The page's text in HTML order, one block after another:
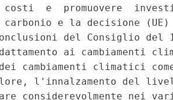
e  promuovere
e la decisione
del Consiglio del
ai cambiamenti
cambiamenti climatici
l'innalzamento del
considerevolmente